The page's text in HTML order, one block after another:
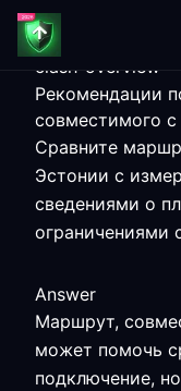
clash-overview
Рекомендации
совместимого
Сравните
Эстонии с
сведениями о
ограничениями
Answer
Маршрут,
может помочь
подключение,